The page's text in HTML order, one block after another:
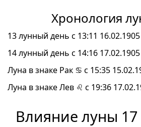
Хронология
13 лунный день с 13:11 16.02.1905
14 лунный день с 14:16 17.02.1905
Луна в знаке Рак ♋ с 15:35
Луна в знаке Лев ♌ с 19:36
Влияние луны